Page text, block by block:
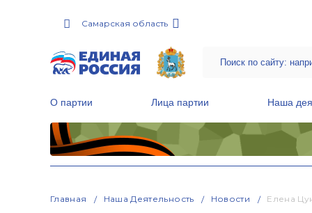
Самарская область
О партии Лица партии Наша
Главная Наша Деятельность Новости Елена